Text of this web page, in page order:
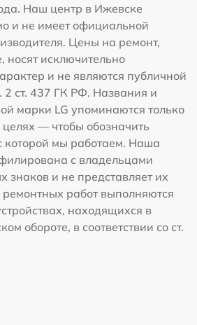
Наш центр в Ижевске
и не имеет официальной
Цены на ремонт,
носят исключительно
и не являются публичной
2 ст. 437 ГК РФ. Названия и
марки LG упоминаются только
— чтобы обозначить
которой мы работаем. Наша
с владельцами
знаков и не представляет их
работ выполняются
находящихся в
обороте, в соответствии со ст.